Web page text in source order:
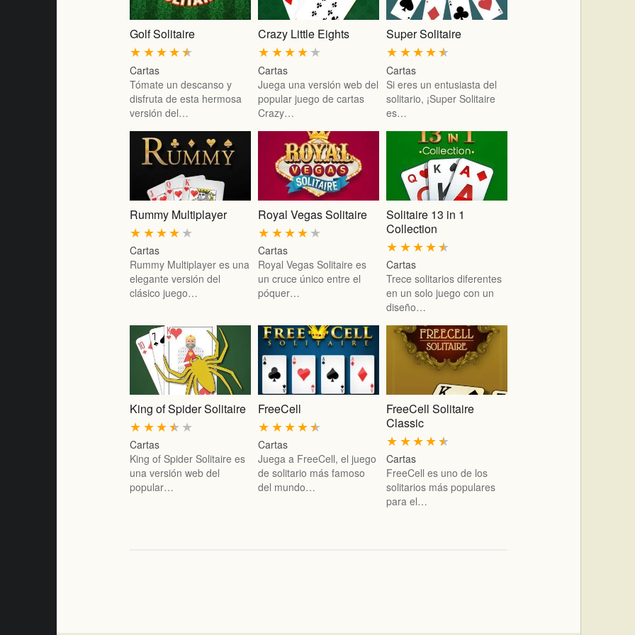
Golf Solitaire
★
★
★
★
★
Cartas
Tómate un descanso y
disfruta de esta hermosa
versión del…
Crazy Little Eights
★
★
★
★
★
Cartas
Juega una versión web del
popular juego de cartas
Crazy…
Super Solitaire
★
★
★
★
★
Cartas
Si eres un entusiasta del
solitario, ¡Super Solitaire
es…
Rummy Multiplayer
★
★
★
★
★
Cartas
Rummy Multiplayer es una
elegante versión del
clásico juego…
Royal Vegas Solitaire
★
★
★
★
★
Cartas
Royal Vegas Solitaire es
un cruce único entre el
póquer…
Solitaire 13 in 1
Collection
★
★
★
★
★
Cartas
Trece solitarios diferentes
en un solo juego con un
diseño…
King of Spider Solitaire
★
★
★
★
★
Cartas
King of Spider Solitaire es
una versión web del
popular…
FreeCell
★
★
★
★
★
Cartas
Juega a FreeCell, el juego
de solitario más famoso
del mundo…
FreeCell Solitaire
Classic
★
★
★
★
★
Cartas
FreeCell es uno de los
solitarios más populares
para el…